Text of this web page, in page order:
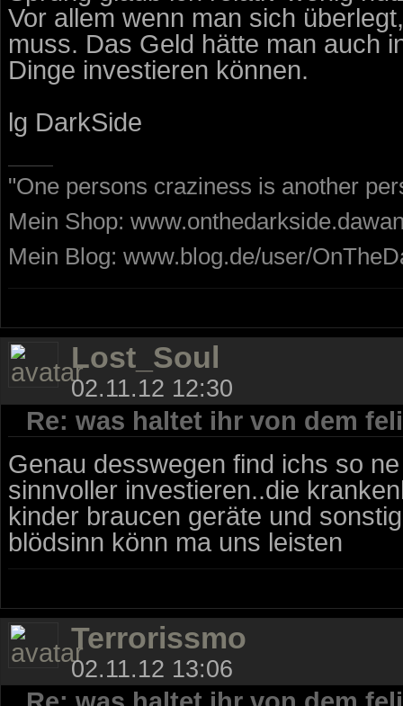
Vor allem wenn man sich
muss. Das Geld hätte man auch
Dinge investieren können.
lg DarkSide
"One persons craziness is another
Mein Shop:
Mein Blog: www.blog.de/user/
Lost_Soul
02.11.12 12:30
Re: was haltet ihr von dem
Genau desswegen find ichs so
sinnvoller investieren..die
kinder braucen geräte und
blödsinn könn ma uns leisten
Terrorissmo
02.11.12 13:06